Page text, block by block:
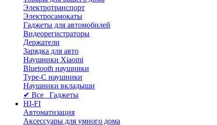
Электротранспорт
Электросамокаты
Гаджеты для автомобилей
Видеорегистраторы
Держатели
Зарядка для авто
Наушники Xiaomi
Bluetooth наушники
Type-C наушники
Наушники вкладыши
✔ Все Гаджеты
HI-FI
Автоматизация
Аксессуары для умного дома